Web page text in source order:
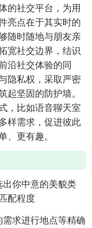
的社交平台，为用
亮点在于其实时的
随时随地与朋友亲
宽社交边界，结识
沿社交体验的同
隐私权，采取严密
起坚固的防护墙。
，比如语音聊天室
样需求，促进彼此
、更有趣。
你中意的美貌类
配程度
求进行地点等精确